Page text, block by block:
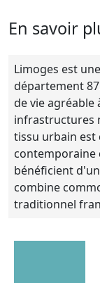
En savoir
Limoges est
département
de vie agréable
infrastructures
tissu urbain
contemporaine
bénéficient
combine
traditionnel